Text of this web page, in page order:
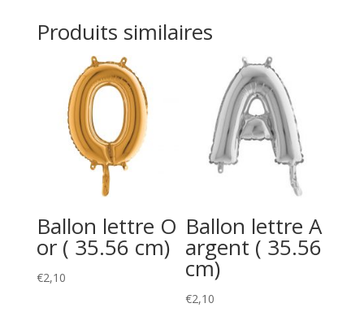
Produits similaires
Ballon lettre O
or ( 35.56 cm)
€2,10
Ballon lettre A
argent ( 35.56
cm)
€2,10